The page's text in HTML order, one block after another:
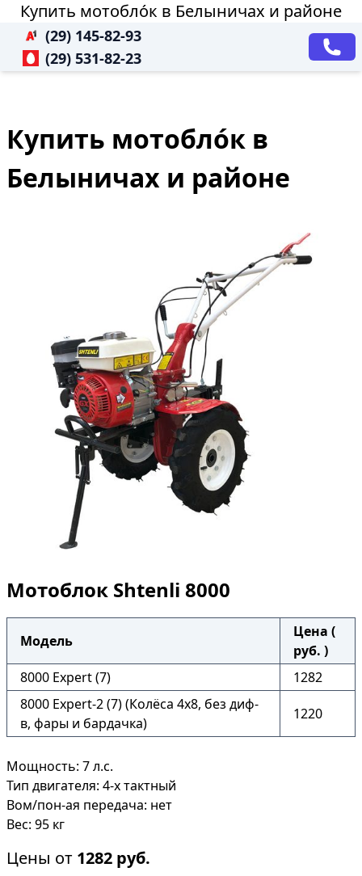
Купить мотобло́к в Белыничах и районе
(29) 145-82-93
(29) 531-82-23
Купить мотобло́к в
Белыничах и районе
Мотоблок Shtenli 8000
Модель
Цена (
руб. )
8000 Expert (7)
1282
8000 Expert-2 (7) (Колёса 4х8, без диф-
в, фары и бардачка)
1220
Мощность: 7 л.с.
Тип двигателя: 4-х тактный
Вом/пон-ая передача: нет
Вес: 95 кг
Цены от 1282 руб.